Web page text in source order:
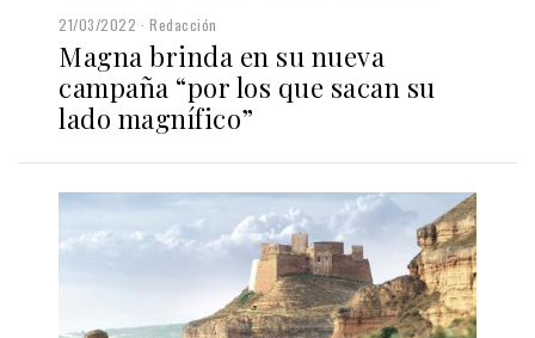
21/03/2022 Redacción
Magna brinda en su nueva
campaña “por los que sacan su
lado magnífico”